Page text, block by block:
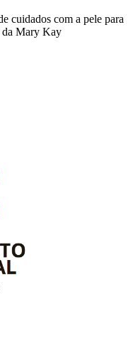
cuidados com a pele para
da Mary Kay